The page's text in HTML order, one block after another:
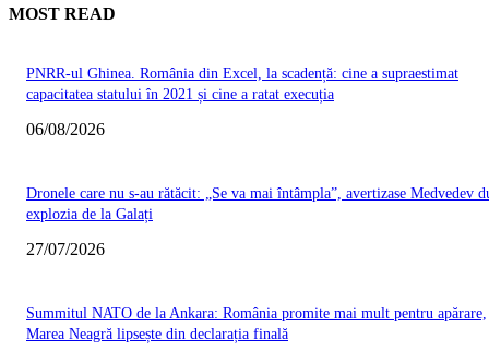
MOST READ
PNRR-ul Ghinea. România din Excel, la scadență: cine a supraestimat
capacitatea statului în 2021 și cine a ratat execuția
06/08/2026
Dronele care nu s-au rătăcit: „Se va mai întâmpla”, avertizase Medvedev
explozia de la Galați
27/07/2026
Summitul NATO de la Ankara: România promite mai mult pentru apărare,
Marea Neagră lipsește din declarația finală